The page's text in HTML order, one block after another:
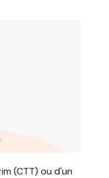
(CTT) ou d'un